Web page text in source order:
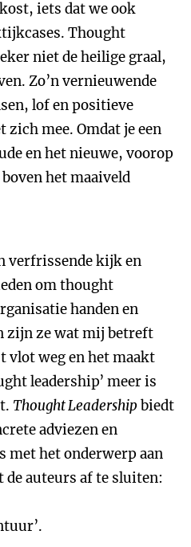
iets dat we ook
Thought
niet de heilige graal,
Zo’n vernieuwende
lof en positieve
mee. Omdat je een
en het nieuwe, voorop
het maaiveld
verfrissende kijk en
om thought
handen en
zijn ze wat mij betreft
vlot weg en het maakt
leadership’ meer is
Thought Leadership biedt
adviezen en
met het onderwerp aan
de auteurs af te sluiten: